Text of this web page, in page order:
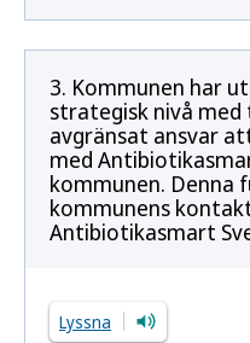
3. Kommunen har
strategisk nivå med
avgränsat ansvar
med
kommunen. Denna
kommunens
Antibiotikasmart
Lyssna